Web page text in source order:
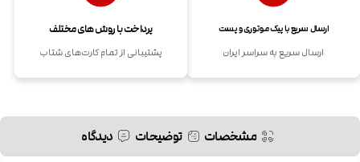
ارسال سریع با پیک موتوری و پست
ارسال سریع به سراسر ایران
پرداخت با روش های مختلف
پشتیبانی از تمام کارت‌های شتاب
مشخصات توضیحات دیدگاه